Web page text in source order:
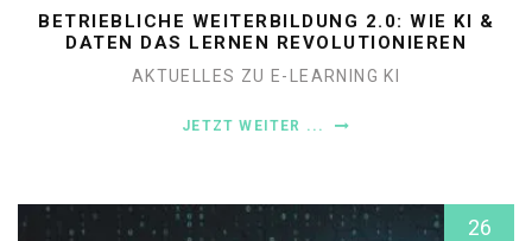
BETRIEBLICHE WEITERBILDUNG 2.0: WIE KI &
DATEN DAS LERNEN REVOLUTIONIEREN
AKTUELLES ZU E-LEARNING KI
JETZT WEITER ...
26